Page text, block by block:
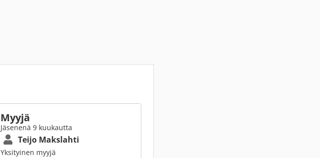
Myyjä
Jäsenenä 9 kuukautta
Teijo Makslahti
Yksityinen myyjä